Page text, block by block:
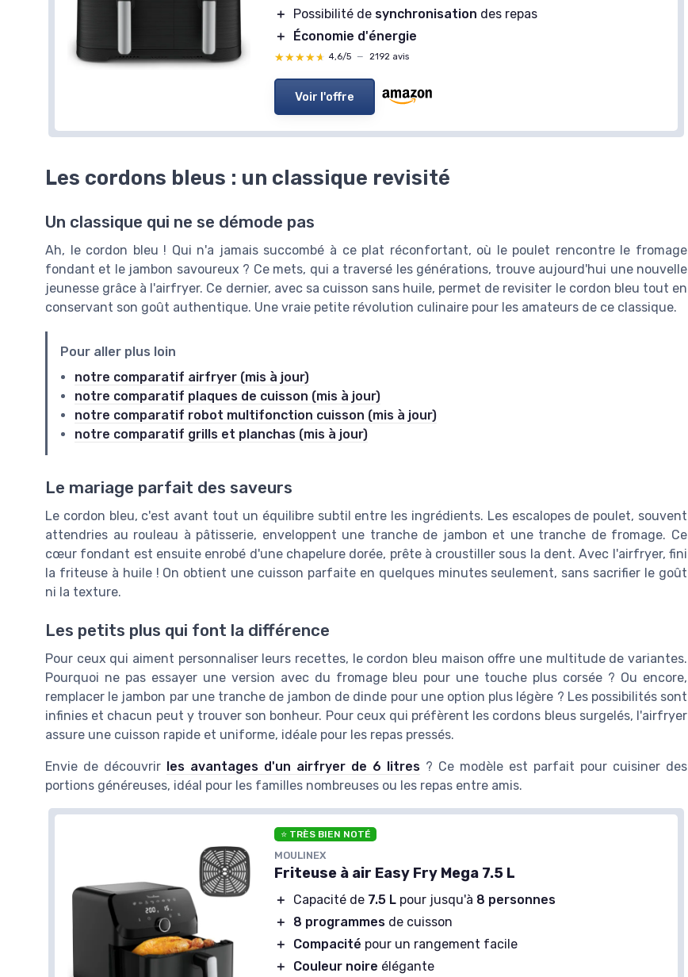
＋
Possibilité de synchronisation des repas
＋
Économie d'énergie
★★★★★
★★★★★ 4,6/5 — 2192 avis
Voir l'offre
Les cordons bleus : un classique revisité
Un classique qui ne se démode pas
Ah, le cordon bleu ! Qui n'a jamais succombé à ce plat réconfortant, où le poulet rencontre le fromage
fondant et le jambon savoureux ? Ce mets, qui a traversé les générations, trouve aujourd'hui une nouvelle
jeunesse grâce à l'airfryer. Ce dernier, avec sa cuisson sans huile, permet de revisiter le cordon bleu tout en
conservant son goût authentique. Une vraie petite révolution culinaire pour les amateurs de ce classique.
Pour aller plus loin
notre comparatif airfryer (mis à jour)
notre comparatif plaques de cuisson (mis à jour)
notre comparatif robot multifonction cuisson (mis à jour)
notre comparatif grills et planchas (mis à jour)
Le mariage parfait des saveurs
Le cordon bleu, c'est avant tout un équilibre subtil entre les ingrédients. Les escalopes de poulet, souvent
attendries au rouleau à pâtisserie, enveloppent une tranche de jambon et une tranche de fromage. Ce
cœur fondant est ensuite enrobé d'une chapelure dorée, prête à croustiller sous la dent. Avec l'airfryer, fini
la friteuse à huile ! On obtient une cuisson parfaite en quelques minutes seulement, sans sacrifier le goût
ni la texture.
Les petits plus qui font la différence
Pour ceux qui aiment personnaliser leurs recettes, le cordon bleu maison offre une multitude de variantes.
Pourquoi ne pas essayer une version avec du fromage bleu pour une touche plus corsée ? Ou encore,
remplacer le jambon par une tranche de jambon de dinde pour une option plus légère ? Les possibilités sont
infinies et chacun peut y trouver son bonheur. Pour ceux qui préfèrent les cordons bleus surgelés, l'airfryer
assure une cuisson rapide et uniforme, idéale pour les repas pressés.
Envie de découvrir les avantages d'un airfryer de 6 litres ? Ce modèle est parfait pour cuisiner des
portions généreuses, idéal pour les familles nombreuses ou les repas entre amis.
⭐ TRÈS BIEN NOTÉ
MOULINEX
Friteuse à air Easy Fry Mega 7.5 L
＋ Capacité de 7.5 L pour jusqu'à 8 personnes
＋
8 programmes de cuisson
＋
Compacité pour un rangement facile
＋
Couleur noire élégante